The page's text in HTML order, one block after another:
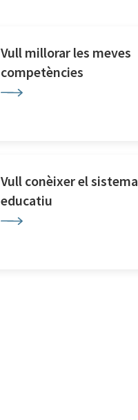
Vull millorar les meves
competències
Vull conèixer el sistema
educatiu